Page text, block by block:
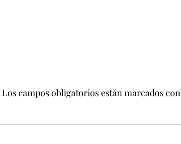
Los campos obligatorios están marcados con